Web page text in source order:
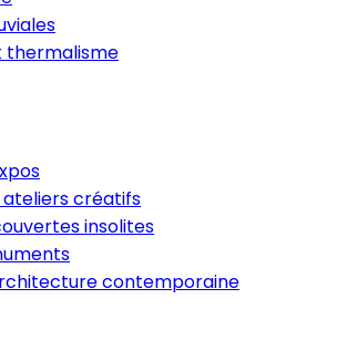
thermalisme
créatifs
insolites
contemporaine